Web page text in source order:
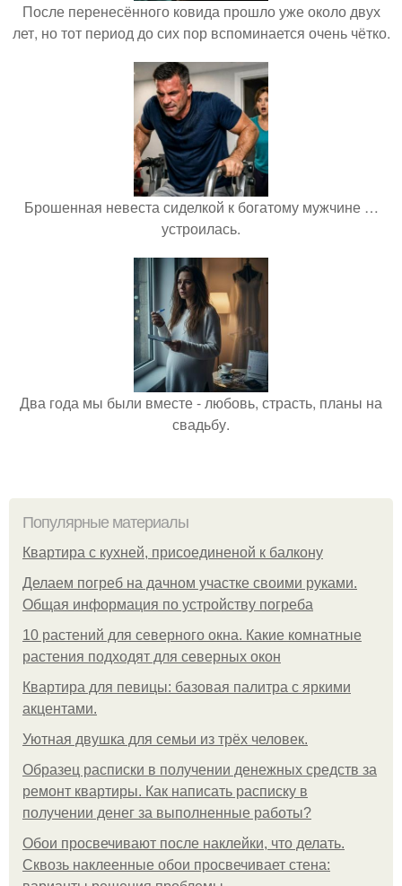
После перенесённого ковида прошло уже около двух
лет, но тот период до сих пор вспоминается очень чётко.
Брошенная невеста сиделкой к богатому мужчине …
устроилась.
Два года мы были вместе - любовь, страсть, планы на
свадьбу.
Популярные материалы
Квартира с кухней, присоединеной к балкону
Делаем погреб на дачном участке своими руками.
Общая информация по устройству погреба
10 растений для северного окна. Какие комнатные
растения подходят для северных окон
Квартира для певицы: базовая палитра с яркими
акцентами.
Уютная двушка для семьи из трёх человек.
Образец расписки в получении денежных средств за
ремонт квартиры. Как написать расписку в
получении денег за выполненные работы?
Обои просвечивают после наклейки, что делать.
Сквозь наклеенные обои просвечивает стена: